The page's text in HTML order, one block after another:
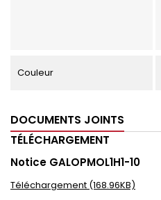
Couleur
DOCUMENTS JOINTS
TÉLÉCHARGEMENT
Notice GALOPMOL1H1-10
Téléchargement (168.96KB)